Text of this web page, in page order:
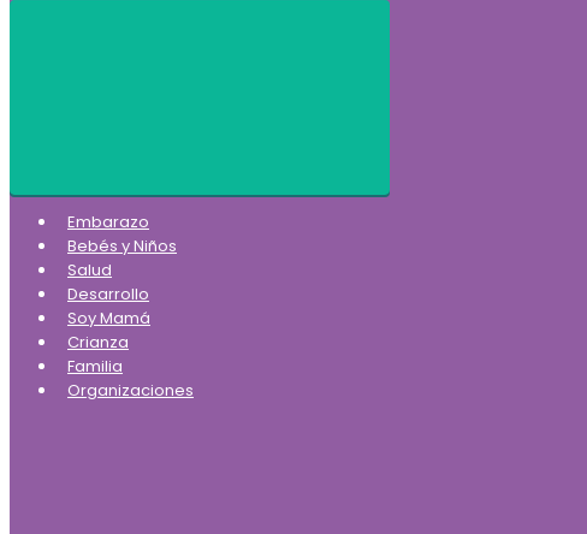
Embarazo
Bebés y Niños
Salud
Desarrollo
Soy Mamá
Crianza
Familia
Organizaciones